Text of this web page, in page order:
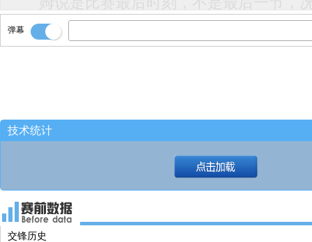
塔图姆最后1分多时间就下了啊[笑哭]
西瓜
@阔落写闭冰分答：可是篮网赢了魔术
西瓜
@mlxjzzz：不是 魔术已经晋级了啊——
布朗30分8篮板6助攻、塔图姆21分7篮板
攻、霍福德16分9篮板6助攻2抢断3盖帽
里克-怀特14分3篮板7助攻2抢断、霍勒
分7篮板9助攻、普理查德11分5篮板2助
弹幕
技术统计
交锋历史